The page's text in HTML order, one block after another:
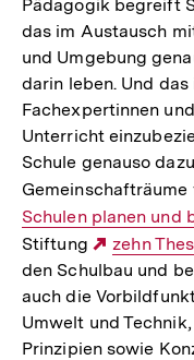
Pädagogik begreift
das im Austausch
und Umgebung
darin leben. Und
Fachexpertinnen
Unterricht
Schule genauso
Gemeinschafträume
Schulen planen und
Stiftung
Externer
Link:
zehn
den Schulbau und
auch die
Umwelt und
Prinzipien sowie